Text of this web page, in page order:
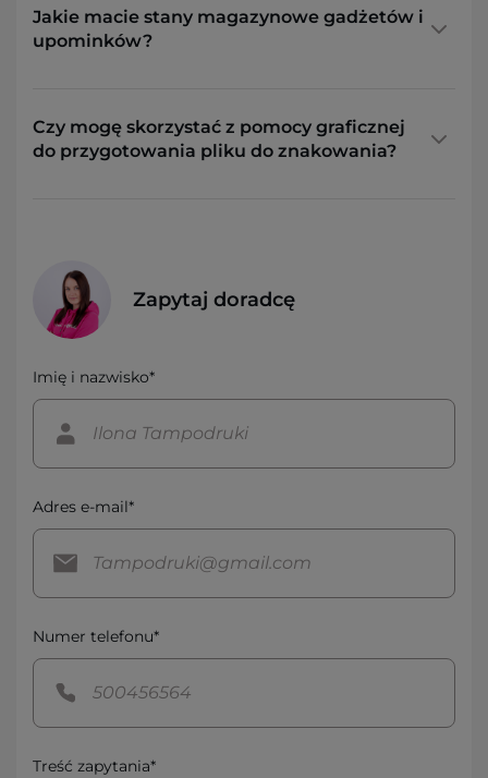
Jakie macie stany magazynowe gadżetów i
upominków?
Czy mogę skorzystać z pomocy graficznej
do przygotowania pliku do znakowania?
Zapytaj doradcę
Imię i nazwisko*
Adres e-mail*
Numer telefonu*
Treść zapytania*